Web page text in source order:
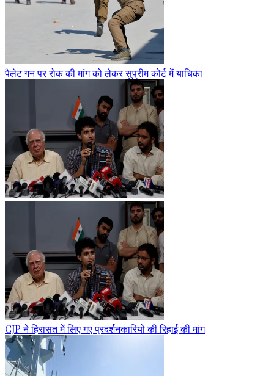
पैलेट गन पर रोक की मांग को लेकर सुप्रीम कोर्ट में याचिका
CJP ने हिरासत में लिए गए प्रदर्शनकारियों की रिहाई की मांग